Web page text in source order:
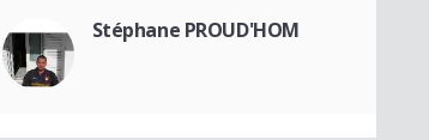
Stéphane PROUD'HOM